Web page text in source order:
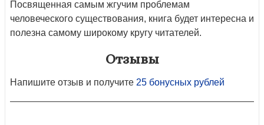
Посвященная самым жгучим проблемам
человеческого существования, книга будет интересна и
полезна самому широкому кругу читателей.
Отзывы
Напишите отзыв и получите 25 бонусных рублей